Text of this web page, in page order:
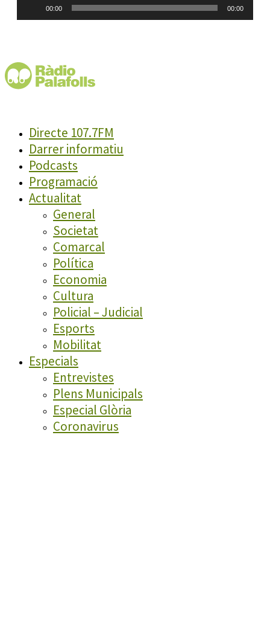
00:00 00:00
Directe 107.7FM
Darrer informatiu
Podcasts
Programació
Actualitat
General
Societat
Comarcal
Política
Economia
Cultura
Policial – Judicial
Esports
Mobilitat
Especials
Entrevistes
Plens Municipals
Especial Glòria
Coronavirus